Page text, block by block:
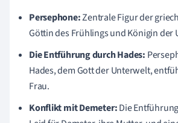
Persephone:Zentrale Figur der
Göttin des Frühlings und Königin der
Die Entführung durch Hades:
Hades, dem Gott der Unterwelt,
Frau.
Konflikt mit Demeter:Die